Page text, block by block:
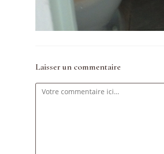
Laisser un commentaire